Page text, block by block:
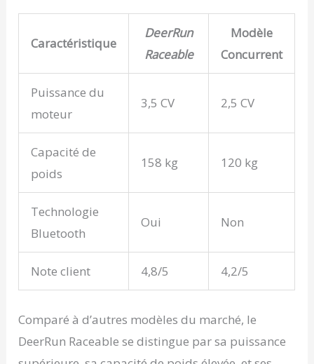
Caractéristique
DeerRun
Raceable
Modèle
Concurrent
Puissance du
moteur
3,5 CV 2,5 CV
Capacité de
poids
158 kg 120 kg
Technologie
Bluetooth
Oui Non
Note client 4,8/5 4,2/5
Comparé à d’autres modèles du marché, le
DeerRun Raceable se distingue par sa puissance